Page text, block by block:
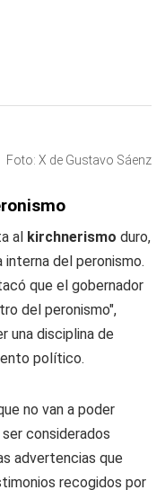
Foto: X de Gustavo Sáenz
al kirchnerismo duro,
del peronismo.
que el gobernador
del peronismo",
una disciplina de
político.
no van a poder
considerados
advertencias que
recogidos por